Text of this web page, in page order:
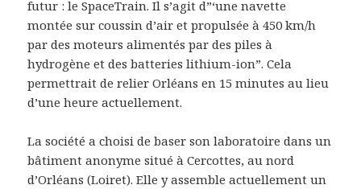
futur : le SpaceTrain. Il s’agit d”‘une navette
montée sur coussin d’air et propulsée à 450 km/h
par des moteurs alimentés par des piles à
hydrogène et des batteries lithium-ion”. Cela
permettrait de relier Orléans en 15 minutes au lieu
d’une heure actuellement.
La société a choisi de baser son laboratoire dans un
bâtiment anonyme situé à Cercottes, au nord
d’Orléans (Loiret). Elle y assemble actuellement un